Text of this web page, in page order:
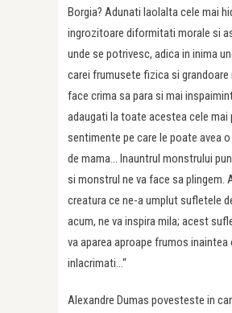
Borgia? Adunati laolalta cele mai
ingrozitoare diformitati morale si
unde se potrivesc, adica in inima
carei frumusete fizica si grandoare
face crima sa para si mai
adaugati la toate acestea cele mai
sentimente pe care le poate avea
de mama… Inauntrul monstrului
si monstrul ne va face sa plingem.
creatura ce ne-a umplut sufletele
acum, ne va inspira mila; acest
va aparea aproape frumos
inlacrimati…“
Alexandre Dumas povesteste in